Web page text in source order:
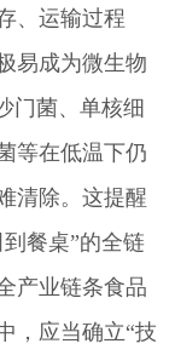
、运输过程
易成为微生物
门菌、单核细
等在低温下仍
清除。这提醒
餐桌”的全链
产业链条食品
，应当确立“技